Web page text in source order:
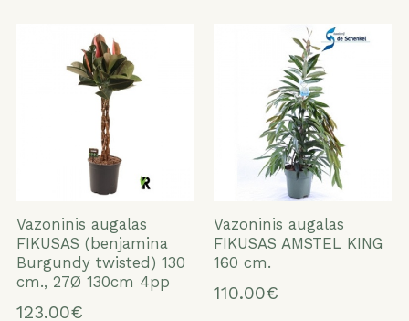
Vazoninis augalas
FIKUSAS (benjamina
Burgundy twisted) 130
cm., 27Ø 130cm 4pp
123.00€
Vazoninis augalas
FIKUSAS AMSTEL KING
160 cm.
110.00€